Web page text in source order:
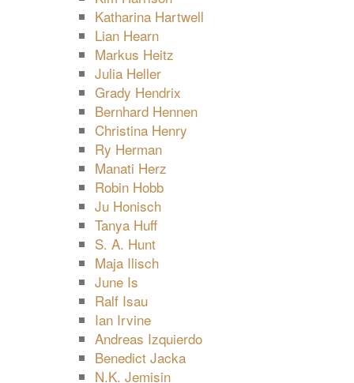
Katharina Hartwell
Lian Hearn
Markus Heitz
Julia Heller
Grady Hendrix
Bernhard Hennen
Christina Henry
Ry Herman
Manati Herz
Robin Hobb
Ju Honisch
Tanya Huff
S. A. Hunt
Maja Ilisch
June Is
Ralf Isau
Ian Irvine
Andreas Izquierdo
Benedict Jacka
N.K. Jemisin